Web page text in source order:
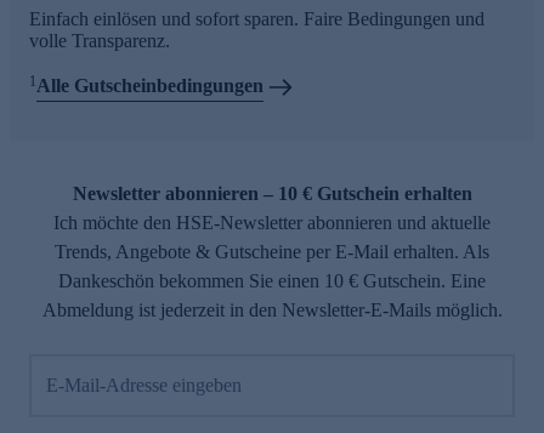
Einfach einlösen und sofort sparen. Faire Bedingungen und
volle Transparenz.
1Alle Gutscheinbedingungen
Newsletter abonnieren – 10 € Gutschein erhalten
Ich möchte den HSE-Newsletter abonnieren und aktuelle
Trends, Angebote & Gutscheine per E-Mail erhalten. Als
Dankeschön bekommen Sie einen 10 € Gutschein. Eine
Abmeldung ist jederzeit in den Newsletter-E-Mails möglich.
E-Mail-Adresse eingeben